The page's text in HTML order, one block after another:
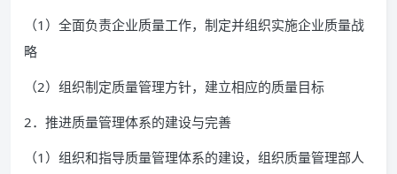
（1）全面负责企业质量工作，制定并组织实施企业质量战
略
（2）组织制定质量管理方针，建立相应的质量目标
2．推进质量管理体系的建设与完善
（1）组织和指导质量管理体系的建设，组织质量管理部人